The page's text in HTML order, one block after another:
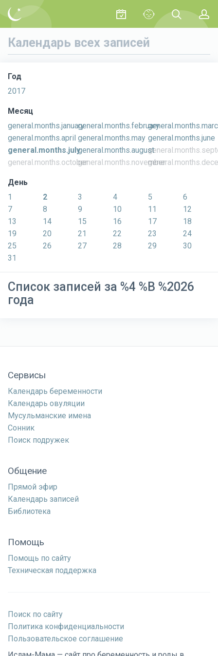
Календарь всех записей
Год
2017
Месяц
general.months.januarygeneral.months.february
general.months.april general.months.may general.months.june
general.months.julygeneral.months.august
general.months.octobergeneral.months.november
День
1
2 3 4 5
6
7
8 9 10 11
12
13
14 15 16 17
18
19
20 21 22 23
24
25
26 27 28 29
30
31
Список записей за %4 %B %2026
года
Сервисы
Календарь беременности
Календарь овуляции
Мусульманские имена
Сонник
Поиск подружек
Общение
Прямой эфир
Календарь записей
Библиотека
Помощь
Помощь по сайту
Техническая поддержка
Поиск по сайту
Политика конфиденциальности
Пользовательское соглашение